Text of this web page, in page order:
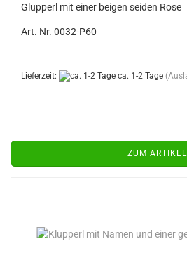
Glupperl mit einer beigen seiden Rose
Art. Nr. 0032-P60
Lieferzeit: ca. 1-2 Tage
ZUM ARTIKEL